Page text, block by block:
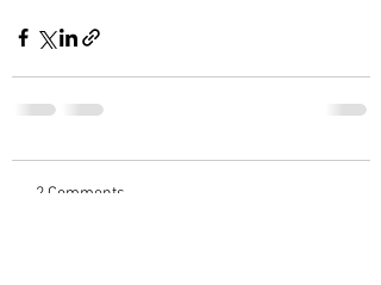
2 Comments